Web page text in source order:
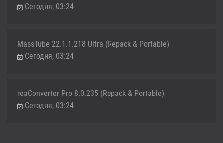
Сегодня, 03:24
MassTube 22.1.1.218 Ultra (Repack & Portable)
Сегодня, 03:24
reaConverter Pro 8.0.235 (Repack & Portable)
Сегодня, 03:24